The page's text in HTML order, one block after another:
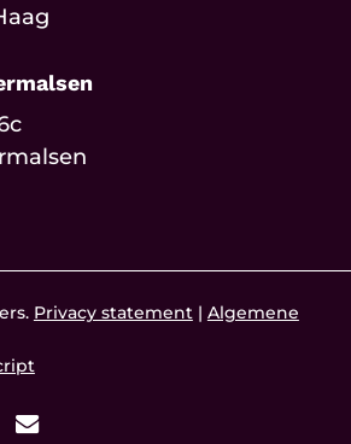
Privacy statement| Algemene
email